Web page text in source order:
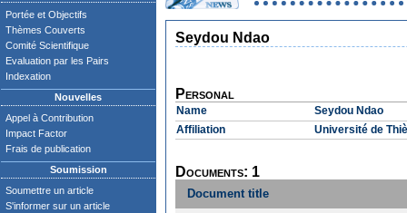
Portée et Objectifs
Thèmes Couverts
Comité Scientifique
Evaluation par les Pairs
Indexation
Nouvelles
Appel à Contribution
Impact Factor
Frais de publication
Soumission
Soumettre un article
S'informer sur un article
Seydou Ndao
Personal
Name
Seydou Ndao
Affiliation
Université de
Documents: 1
Document title